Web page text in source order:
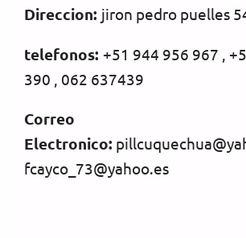
Direccion: jiron pedro puelles
telefonos: +51 944 956 967 ,
390 , 062 637439
Correo
Electronico:
fcayco_73@yahoo.es